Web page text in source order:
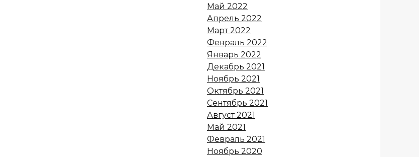
Май 2022
Апрель 2022
Март 2022
Февраль 2022
Январь 2022
Декабрь 2021
Ноябрь 2021
Октябрь 2021
Сентябрь 2021
Август 2021
Май 2021
Февраль 2021
Ноябрь 2020